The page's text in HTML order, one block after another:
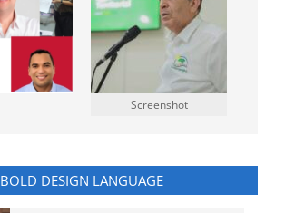
Screenshot
BOLD DESIGN LANGUAGE